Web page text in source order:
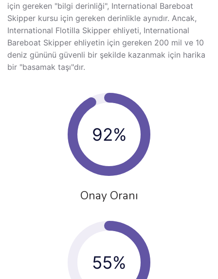
için gereken "bilgi derinliği", International Bareboat
Skipper kursu için gereken derinlikle aynıdır. Ancak,
International Flotilla Skipper ehliyeti, International
Bareboat Skipper ehliyetin için gereken 200 mil ve 10
deniz gününü güvenli bir şekilde kazanmak için harika
bir "basamak taşı"dır.
92%
Onay Oranı
55%